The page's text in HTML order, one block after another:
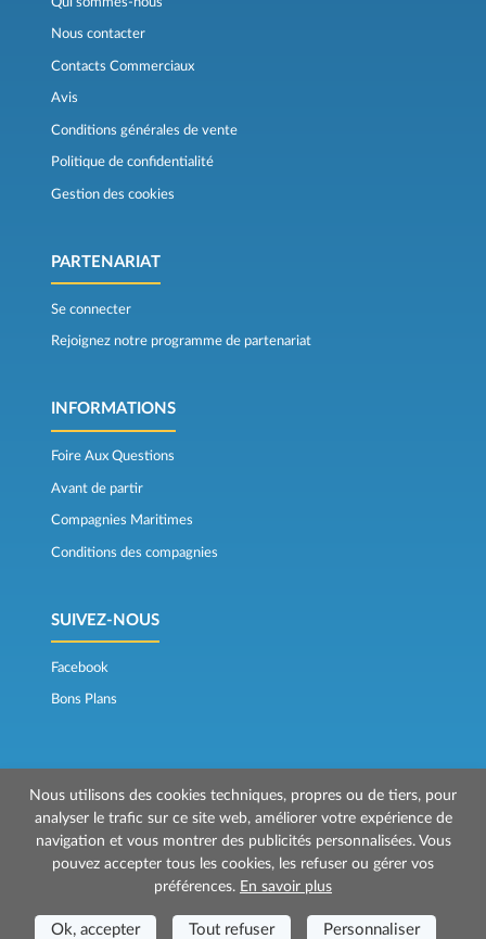
Nous contacter
Contacts Commerciaux
Avis
Conditions générales de vente
Politique de confidentialité
Gestion des cookies
PARTENARIAT
Se connecter
Rejoignez notre programme de partenariat
INFORMATIONS
Foire Aux Questions
Avant de partir
Compagnies Maritimes
Conditions des compagnies
SUIVEZ-NOUS
Facebook
Bons Plans
© 2026 Mr Ferry est géré par Prenotazioni24 s.r.l.
Siège social: Via Bonistallo, 50b - 50053 Empoli (FI)
Siège Opérationnel: Via Casa del Duca, 1 - 57037 Portoferraio (LI)
Aut.Amm.Prov. LI n 1819 del 16/01/06 - Fondo Garanzia Viaggi ASSIMUTUA
Nous utilisons des cookies techniques, propres ou de tiers, pour
analyser le trafic sur ce site web, améliorer votre expérience de
navigation et vous montrer des publicités personnalisées. Vous
pouvez accepter tous les cookies, les refuser ou gérer vos
préférences. En savoir plus
Ok, accepter Tout refuser Personnaliser